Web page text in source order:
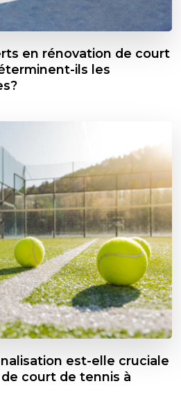
en rénovation de court
ils les
est-elle cruciale
court de tennis à